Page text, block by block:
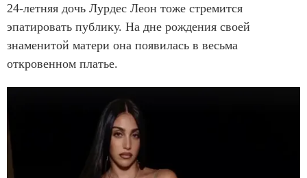
24-летняя дочь Лурдес Леон тоже стремится
эпатировать публику. На дне рождения своей
знаменитой матери она появилась в весьма
откровенном платье.